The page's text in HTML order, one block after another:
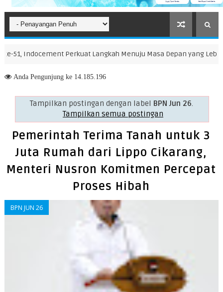
Perkuat Langkah Menuju Masa Depan yang Lebih Hijau dan
AndaPengunjung ke 14.185.196
Tampilkan postingan dengan label BPN Jun 26.
Tampilkan semua postingan
Pemerintah Terima Tanah untuk 3
Juta Rumah dari Lippo Cikarang,
Menteri Nusron Komitmen Percepat
Proses Hibah
BPN JUN 26